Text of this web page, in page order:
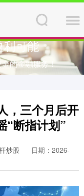
利可能
的金融服务！
，三个月后开
“断指计划”
炒股
日期：2026-